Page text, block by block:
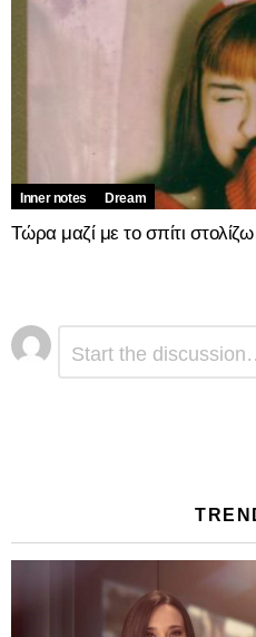
Inner notes Dream
Τώρα μαζί με το σπίτι
Αφήστε
μια
απάντηση